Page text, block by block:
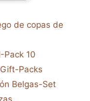
de copas de
Pack 10
Packs
Belgas-Set